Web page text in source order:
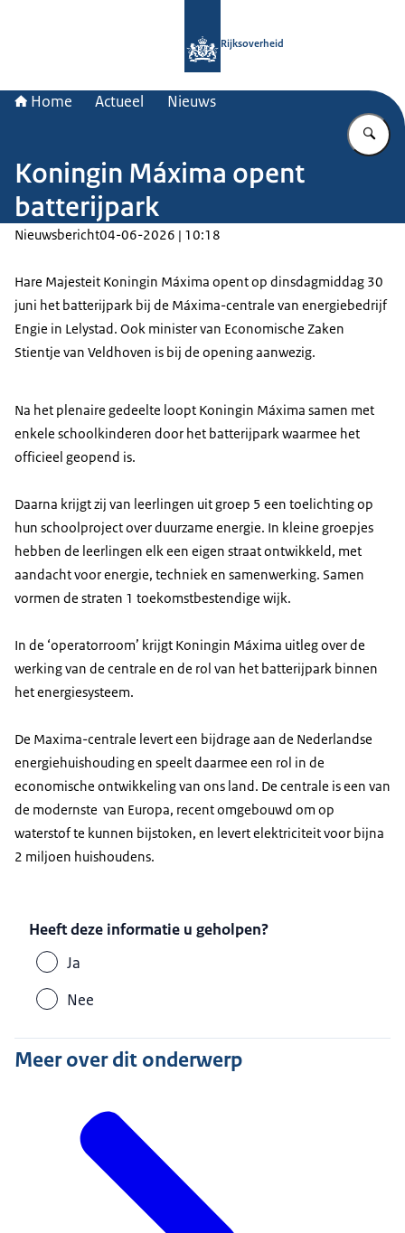
Rijksoverheid
Home Actueel Nieuws
Koningin Máxima opent
batterijpark
Nieuwsbericht04-06-2026 | 10:18
Hare Majesteit Koningin Máxima opent op dinsdagmiddag 30
juni het batterijpark bij de Máxima-centrale van energiebedrijf
Engie in Lelystad. Ook minister van Economische Zaken
Stientje van Veldhoven is bij de opening aanwezig.
Na het plenaire gedeelte loopt Koningin Máxima samen met
enkele schoolkinderen door het batterijpark waarmee het
officieel geopend is.
Daarna krijgt zij van leerlingen uit groep 5 een toelichting op
hun schoolproject over duurzame energie. In kleine groepjes
hebben de leerlingen elk een eigen straat ontwikkeld, met
aandacht voor energie, techniek en samenwerking. Samen
vormen de straten 1 toekomstbestendige wijk.
In de ‘operatorroom’ krijgt Koningin Máxima uitleg over de
werking van de centrale en de rol van het batterijpark binnen
het energiesysteem.
De Maxima-centrale levert een bijdrage aan de Nederlandse
energiehuishouding en speelt daarmee een rol in de
economische ontwikkeling van ons land. De centrale is een van
de modernste van Europa, recent omgebouwd om op
waterstof te kunnen bijstoken, en levert elektriciteit voor bijna
2 miljoen huishoudens.
Heeft deze informatie u geholpen?
Ja
Nee
Meer over dit onderwerp